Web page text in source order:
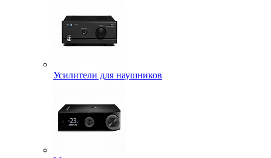
Усилители для наушников